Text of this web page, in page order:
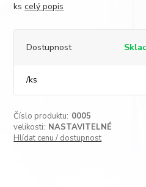
kscelý popis
Dostupnost
/ks
Číslo produktu: 0005
velikosti: NASTAVITELNÉ
Hlídat cenu / dostupnost